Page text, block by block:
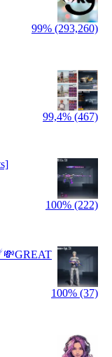
99% (293,260)
99,4% (467)
100% (222)
100% (37)